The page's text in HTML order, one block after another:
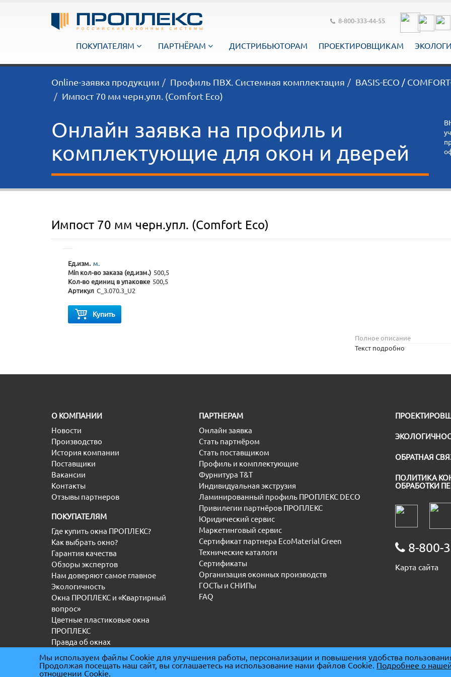
8-800-333-44-55
ПОКУПАТЕЛЯМ ПАРТНЁРАМ ДИСТРИБЬЮТОРАМ ПРОЕКТИРОВЩИКАМ
Online-заявка продукции Профиль ПВХ. Системная комплектация
BASIS-ECO /
Импост 70 мм черн.упл. (Comfort Eco)
Онлайн заявка на профиль и
комплектующие для окон и дверей
Импост 70 мм черн.упл. (Comfort Eco)
Ед.изм. м.
Min кол-во заказа (ед.изм.) 500,5
Кол-во единиц в упаковке 500,5
Артикул C_3.070.3_U2
Купить
Полное описание
Текст подробно
O КОМПАНИИ
Новости
Производство
История компании
Поставщики
Вакансии
Контакты
Отзывы партнеров
ПОКУПАТЕЛЯМ
Где купить окна ПРОПЛЕКС?
Как выбрать окно?
Гарантия качества
Обзоры экспертов
Нам доверяют самое главное
Экологичность
Окна ПРОПЛЕКС и «Квартирный
вопрос»
Цветные пластиковые окна
ПРОПЛЕКС
Правда об окнах
ПАРТНЕРАМ
Онлайн заявка
Стать партнёром
Стать поставщиком
Профиль и комплектующие
Фурнитура T&T
Индивидуальная экструзия
Ламинированный профиль ПРОПЛЕКС DECO
Привилегии партнёров ПРОПЛЕКС
Юридический сервис
Маркетинговый сервис
Сертификат партнера EcoMaterial Green
Технические каталоги
Сертификаты
Организация оконных производств
ГОСТы и СНИПы
FAQ
ОБРАТНАЯ
ПОЛИТИКА
ОБРАБОТКИ
8-800-
Карта сайта
(С) “ООО” ТД ПРОПЛЕКС 2000-2026|ИНН 5036091667|ОГРН 1085074007930| ОКПО 86678094
Мы используем файлы Cookie для улучшения работы, персонализации и повышения удобства
Продолжая посещать наш сайт, вы соглашаетесь на использование нами файлов Cookie. Подробнее о
отношении Cookie.